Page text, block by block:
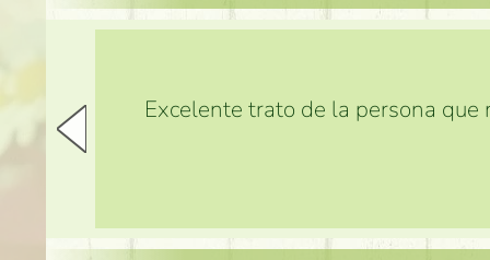
Excelente trato de la persona que